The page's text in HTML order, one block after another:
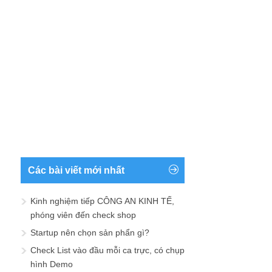
Các bài viết mới nhất
Kinh nghiệm tiếp CÔNG AN KINH TẾ,
phóng viên đến check shop
Startup nên chọn sản phẩn gì?
Check List vào đầu mỗi ca trực, có chụp
hình Demo